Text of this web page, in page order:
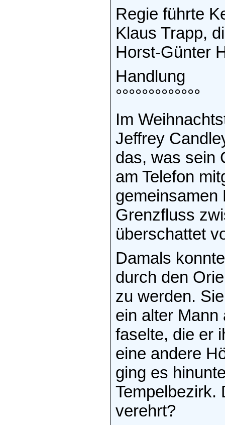
Regie führte
Klaus Trapp,
Horst-Günter
Handlung
°°°°°°°°°°°°°
Im
Jeffrey
das, was sein
am Telefon
gemeinsamen
Grenzfluss
überschattet
Damals
durch den
zu werden.
ein alter
faselte, die er
eine andere
ging es
Tempelbezirk.
verehrt?